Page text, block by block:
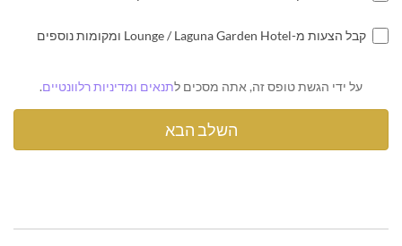
קבל הצעות מ-Lounge / Laguna Garden Hotel ומקומות נוספים
על ידי הגשת טופס זה, אתה מסכים לתנאים ומדיניות רלוונטיים.